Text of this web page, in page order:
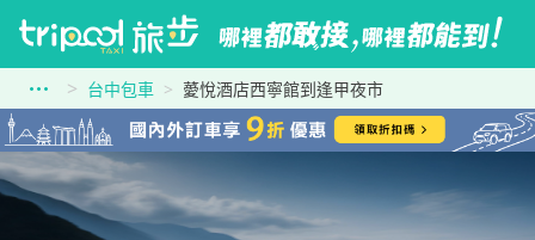
台中包車 薆悅酒店西寧館到逢甲夜市